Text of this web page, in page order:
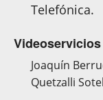
Telefónica.
Joaquín
Quetzalli